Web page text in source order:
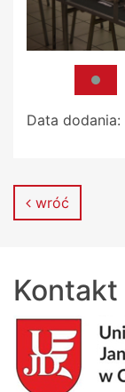
Data dodania:
wróć
Kontakt